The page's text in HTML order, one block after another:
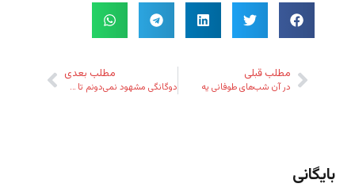
مطلب قبلی
در آن شب‌های طوفانی یه
مطلب بعدی
دوگانگی مشهود نمی‌دونم تا حالا
بایگانی